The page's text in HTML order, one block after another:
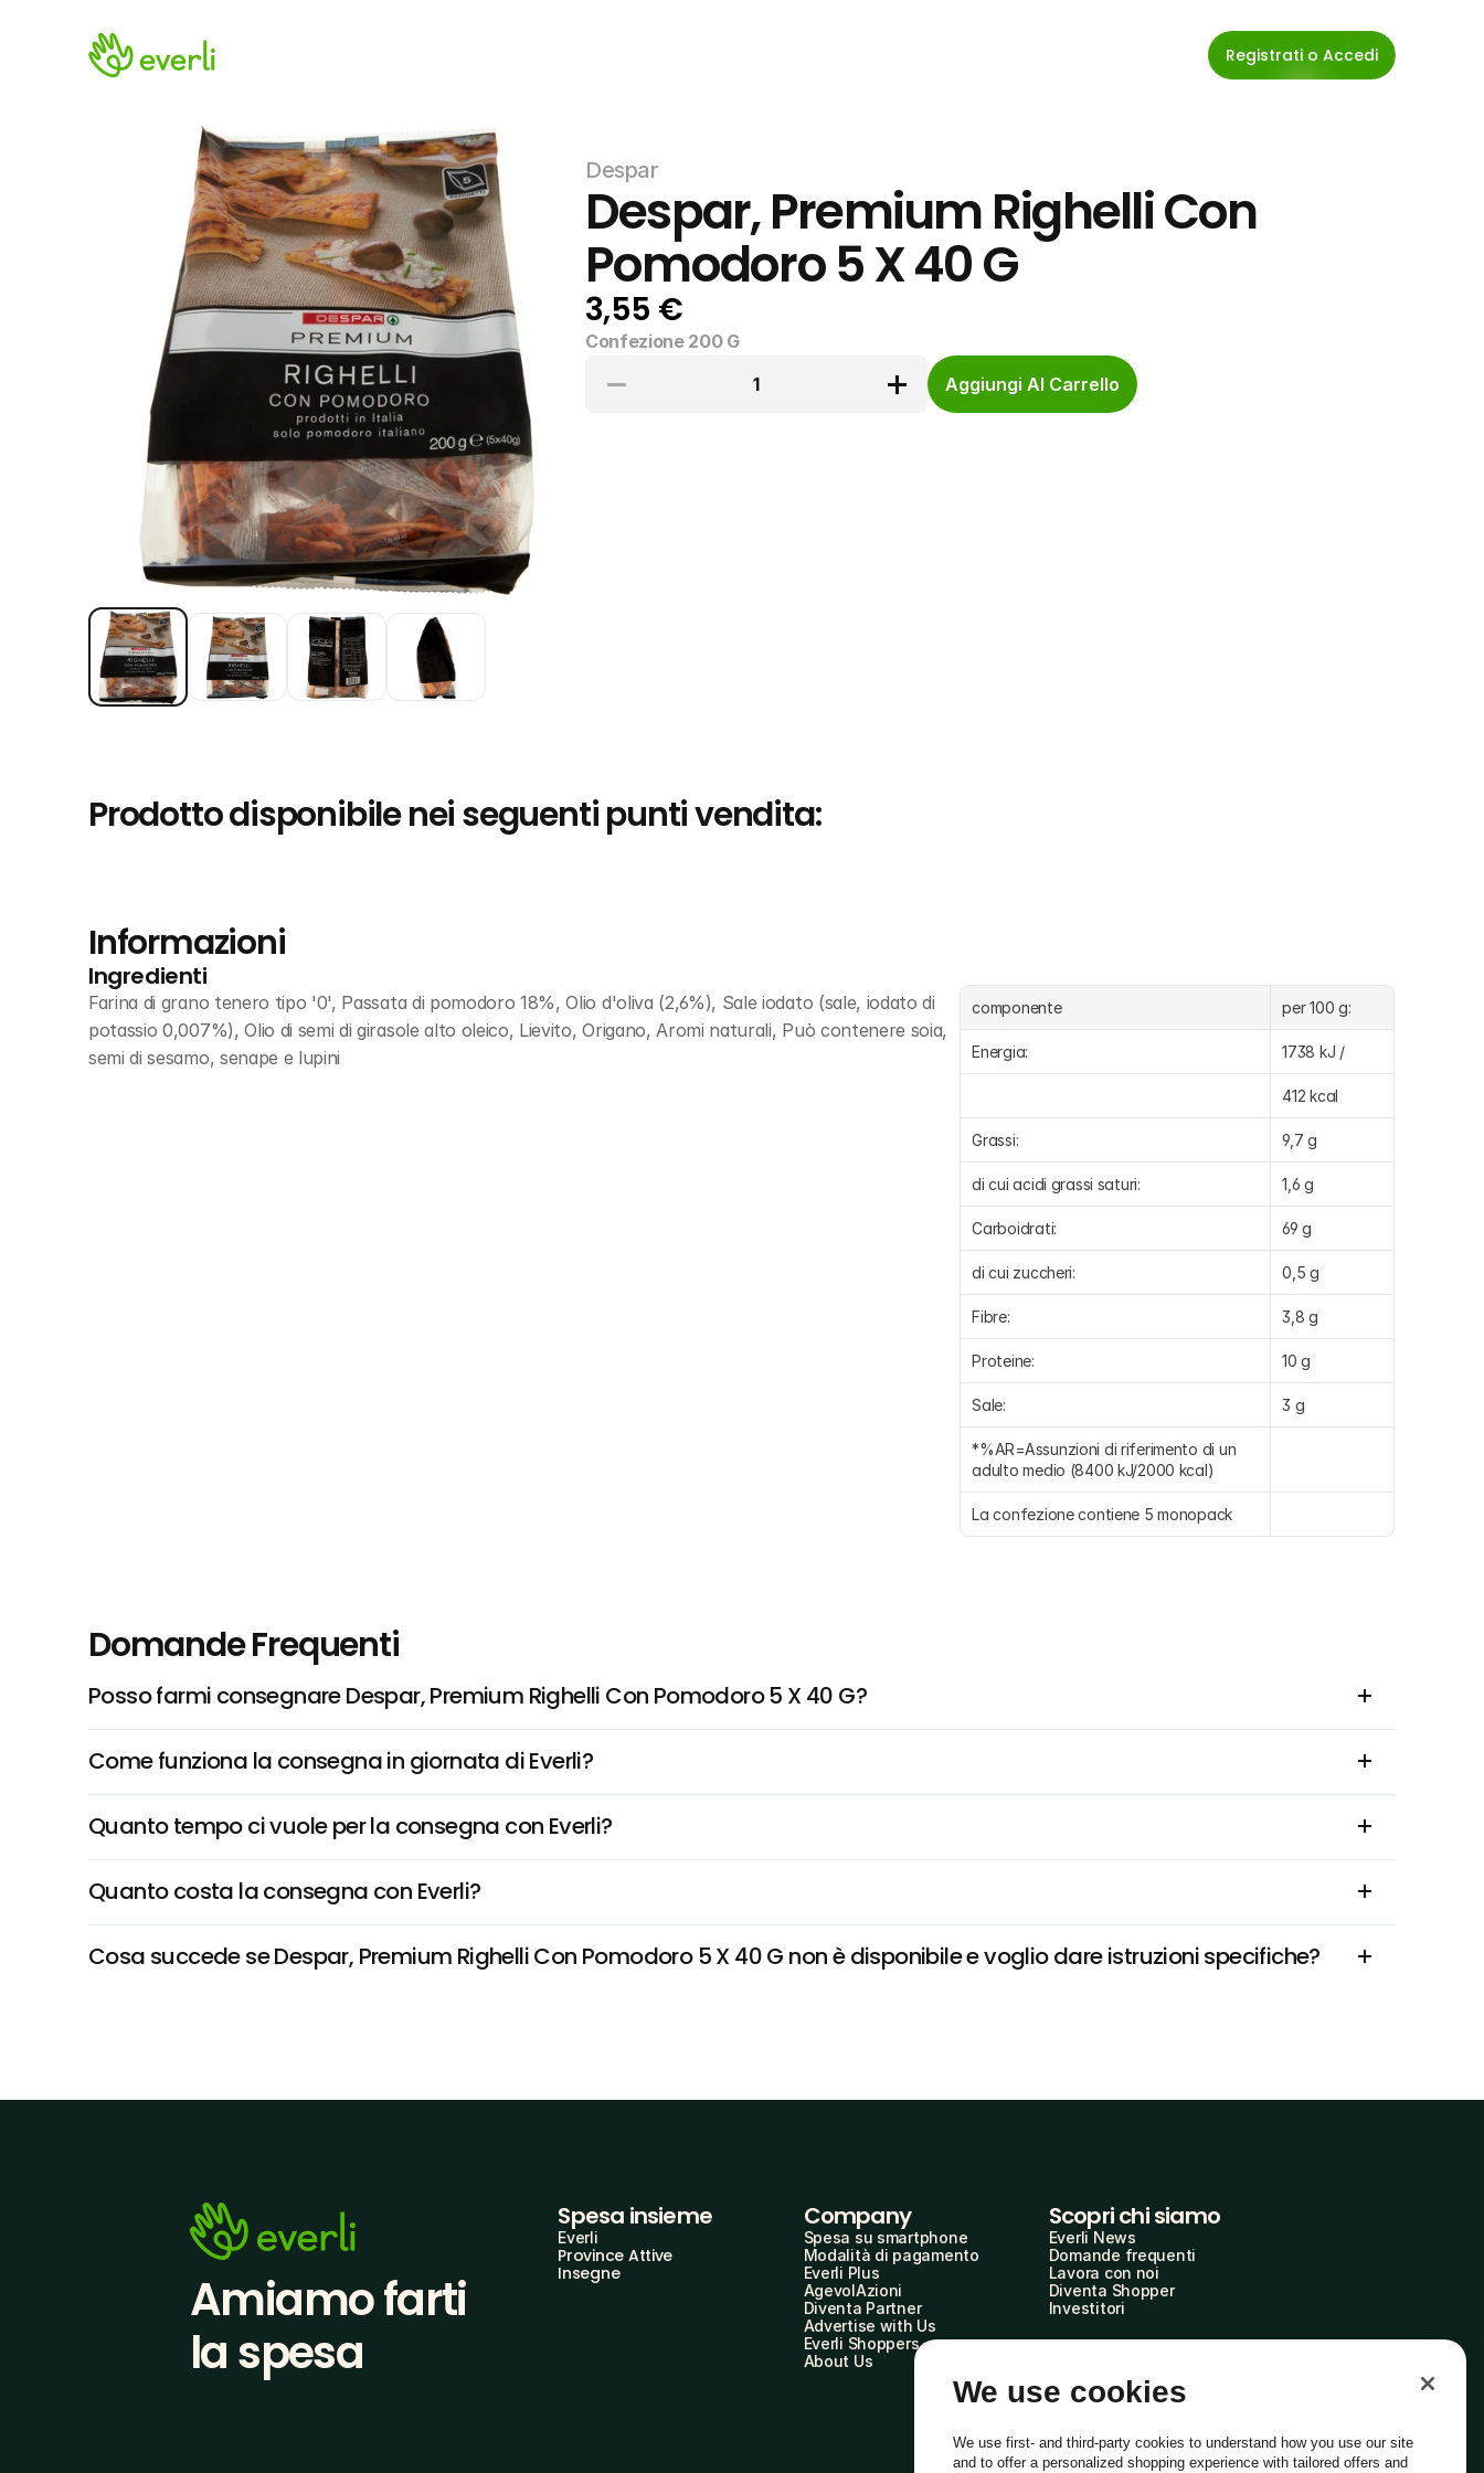
Registrati o Accedi
Despar
Despar, Premium Righelli Con
Pomodoro 5 X 40 G
3,55 €
Confezione 200 G
1
Aggiungi Al Carrello
Prodotto disponibile nei seguenti punti vendita:
Informazioni
Ingredienti
Farina di grano tenero tipo '0', Passata di pomodoro 18%, Olio d'oliva (2,6%), Sale iodato (sale, iodato di
potassio 0,007%), Olio di semi di girasole alto oleico, Lievito, Origano, Aromi naturali, Può contenere soia,
semi di sesamo, senape e lupini
componente per 100 g:
Energia: 1738 kJ /
412 kcal
Grassi: 9,7 g
di cui acidi grassi saturi: 1,6 g
Carboidrati: 69 g
di cui zuccheri: 0,5 g
Fibre: 3,8 g
Proteine: 10 g
Sale: 3 g
*%AR=Assunzioni di riferimento di un
adulto medio (8400 kJ/2000 kcal)
La confezione contiene 5 monopack
Domande Frequenti
Posso farmi consegnare Despar, Premium Righelli Con Pomodoro 5 X 40 G?
Come funziona la consegna in giornata di Everli?
Quanto tempo ci vuole per la consegna con Everli?
Quanto costa la consegna con Everli?
Cosa succede se Despar, Premium Righelli Con Pomodoro 5 X 40 G non è disponibile e voglio dare istruzioni specifiche?
Amiamo farti
la spesa
Spesa insieme
Everli
Province Attive
Insegne
Company
Spesa su smartphone
Modalità di pagamento
Everli Plus
AgevolAzioni
Diventa Partner
Advertise with Us
Everli Shoppers
About Us
Scopri chi siamo
Everli News
Domande frequenti
Lavora con noi
Diventa Shopper
Investitori
We use cookies
We use first- and third-party cookies to understand how you use our site
and to offer a personalized shopping experience with tailored offers and